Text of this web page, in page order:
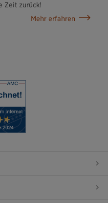
Zeit zurück!
Mehr erfahren